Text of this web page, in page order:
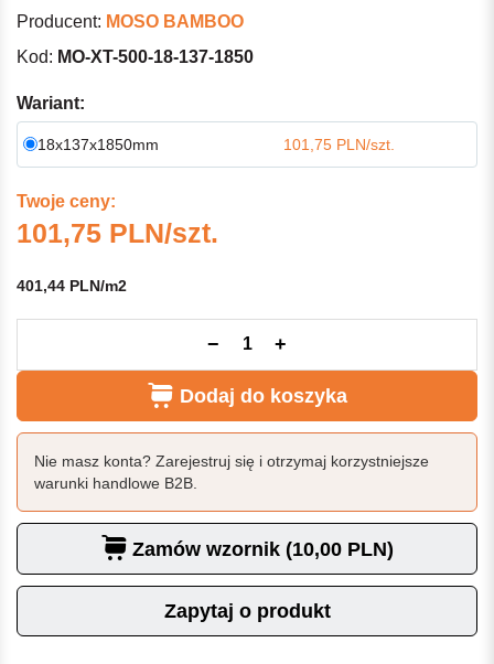
Producent: MOSO BAMBOO
Kod: MO-XT-500-18-137-1850
Wariant:
18x137x1850mm 101,75 PLN/szt.
Twoje ceny:
101,75 PLN/szt.
401,44 PLN/m2
− +
Dodaj do koszyka
Nie masz konta? Zarejestruj się i otrzymaj korzystniejsze
warunki handlowe B2B.
Zamów wzornik (10,00 PLN)
Zapytaj o produkt